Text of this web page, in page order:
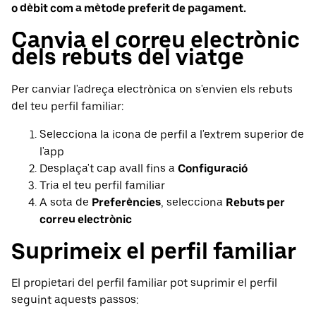
o dèbit com a mètode preferit de pagament.
Canvia el correu electrònic
dels rebuts del viatge
Per canviar l'adreça electrònica on s'envien els rebuts
del teu perfil familiar:
Selecciona la icona de perfil a l'extrem superior de
l'app
Desplaça't cap avall fins a Configuració
Tria el teu perfil familiar
A sota de Preferències, selecciona Rebuts per
correu electrònic
Suprimeix el perfil familiar
El propietari del perfil familiar pot suprimir el perfil
seguint aquests passos: